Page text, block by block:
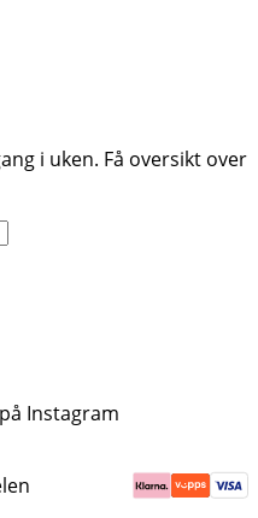
i uken. Få oversikt over
Instagram